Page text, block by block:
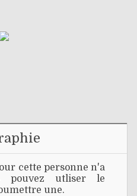
cette personne n'a
pouvez utliser le
une.